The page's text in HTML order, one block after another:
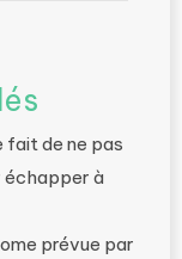
fait de ne pas
échapper à
prévue par